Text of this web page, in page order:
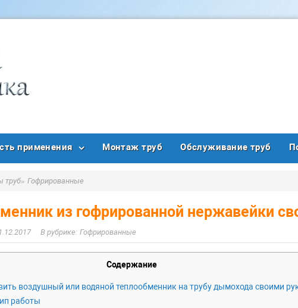
применения Монтаж труб Обслуживание труб
труб» Гофрированные
из гофрированной нержавейки
Гофрированные
Содержание
воздушный или водяной теплообменник на трубу дымохода своими
работы